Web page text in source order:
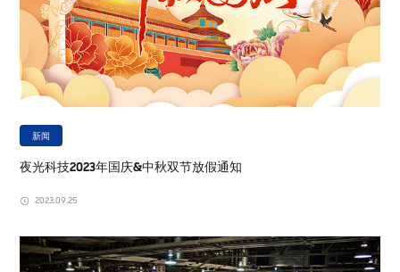
新闻
夜光科技2023年国庆&中秋双节放假通知
2023.09.25